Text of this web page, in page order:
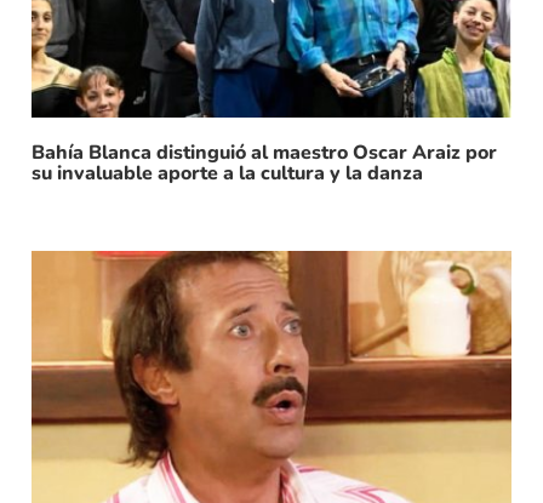
Bahía Blanca distinguió al maestro Oscar Araiz por
su invaluable aporte a la cultura y la danza